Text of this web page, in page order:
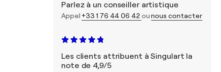
Parlez à un conseiller artistique
Appel +33 1 76 44 06 42 ounous contacter
Les clients attribuent à Singulart la
note de 4,9/5